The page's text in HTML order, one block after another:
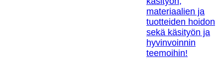
materiaalien ja
tuotteiden hoidon
sekä käsityön ja
hyvinvoinnin
teemoihin!